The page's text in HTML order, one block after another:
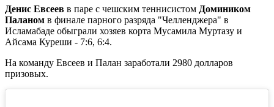
Денис Евсеев в паре с чешским теннисистом Домиником
Паланом в финале парного разряда "Челленджера" в
Исламабаде обыграли хозяев корта Мусамила Муртазу и
Айсама Куреши - 7:6, 6:4.
На команду Евсеев и Палан заработали 2980 долларов
призовых.